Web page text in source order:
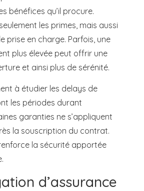
bénéfices qu’il procure.
les primes, mais aussi
prise en charge. Parfois, une
plus élevée peut offrir une
et ainsi plus de sérénité.
à étudier les delays de
les périodes durant
garanties ne s’appliquent
la souscription du contrat.
la sécurité apportée
d’assurance